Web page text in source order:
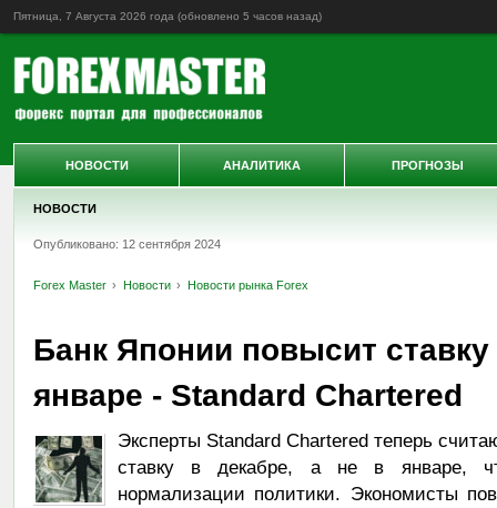
Пятница, 7 Августа 2026 года (обновлено 5 часов назад)
НОВОСТИ
Опубликовано: 12 сентября 2024
Forex Master Новости Новости рынка Forex
Банк Японии повысит
январе - Standard Chartered
Эксперты Standard Chartered теперь
ставку в декабре, а не в январе,
нормализации политики. Экономисты
НОВОСТИ АНАЛИТИКА ПРОГНОЗЫ